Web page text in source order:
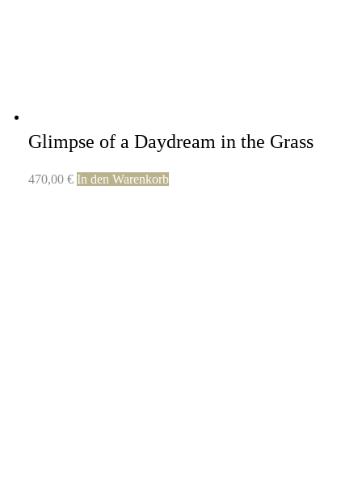
Glimpse of a Daydream in the Grass
470,00 € In den Warenkorb